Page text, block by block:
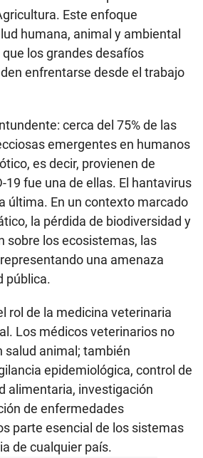
Este enfoque
humana, animal y ambiental
los grandes desafíos
enfrentarse desde el trabajo
cerca del 75% de las
emergentes en humanos
es decir, provienen de
19 fue una de ellas. El hantavirus
última. En un contexto marcado
la pérdida de biodiversidad y
sobre los ecosistemas, las
una amenaza
pública.
rol de la medicina veterinaria
Los médicos veterinarios no
salud animal; también
epidemiológica, control de
alimentaria, investigación
de enfermedades
parte esencial de los sistemas
de cualquier país.